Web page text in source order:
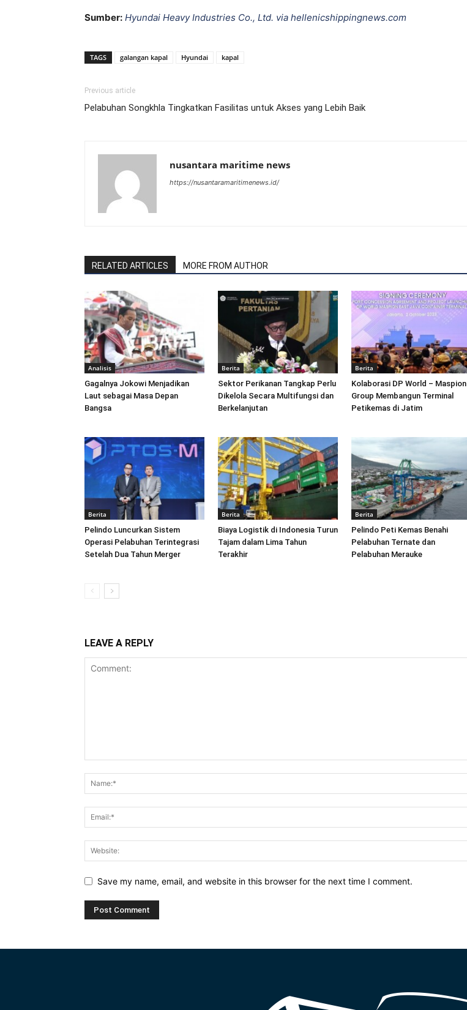
Sumber: Hyundai Heavy Industries Co., Ltd. via hellenicshippingnews.com
TAGS galangan kapal Hyundai kapal
Previous article
Pelabuhan Songkhla Tingkatkan Fasilitas untuk Akses yang Lebih Baik
nusantara maritime news
https://nusantaramaritimenews.id/
RELATED ARTICLES MORE FROM AUTHOR
Analisis
Gagalnya Jokowi Menjadikan
Laut sebagai Masa Depan
Bangsa
Berita
Sektor Perikanan Tangkap Perlu
Dikelola Secara Multifungsi dan
Berkelanjutan
Berita
Kolaborasi DP World – Maspion
Group Membangun Terminal
Petikemas di Jatim
Berita
Pelindo Luncurkan Sistem
Operasi Pelabuhan Terintegrasi
Setelah Dua Tahun Merger
Berita
Biaya Logistik di Indonesia Turun
Tajam dalam Lima Tahun
Terakhir
Berita
Pelindo Peti Kemas Benahi
Pelabuhan Ternate dan
Pelabuhan Merauke
LEAVE A REPLY
Save my name, email, and website in this browser for the next time I comment.